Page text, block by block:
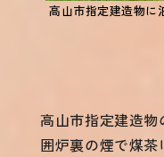
高山市指定建造物に
高山市指定建造物
囲炉裏の煙で煤